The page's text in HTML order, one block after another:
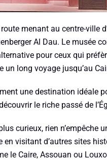
menant au centre-ville
Al Dau. Le musée
pour ceux qui
un long voyage jusqu’au
une destination idéale
le riche passé de
curieux, rien n’empêche
en visitant d’autres sites
le Caire, Assouan ou